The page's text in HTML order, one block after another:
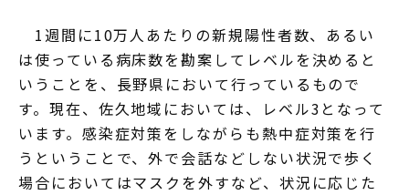
1週間に10万人あたりの新規陽性者数、あるい
は使っている病床数を勘案してレベルを決めると
いうことを、長野県において行っているもので
す。現在、佐久地域においては、レベル3となって
います。感染症対策をしながらも熱中症対策を行
うということで、外で会話などしない状況で歩く
場合においてはマスクを外すなど、状況に応じた